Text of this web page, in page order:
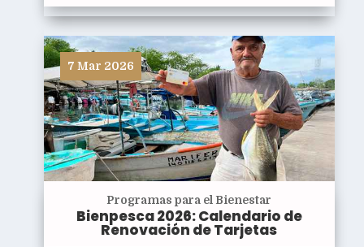
7 Mar 2026
Programas para el Bienestar
Bienpesca 2026: Calendario de
Renovación de Tarjetas